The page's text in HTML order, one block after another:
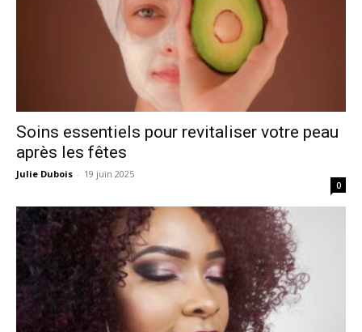
Soins essentiels pour revitaliser votre peau
après les fêtes
Julie Dubois - 19 juin 2025
0